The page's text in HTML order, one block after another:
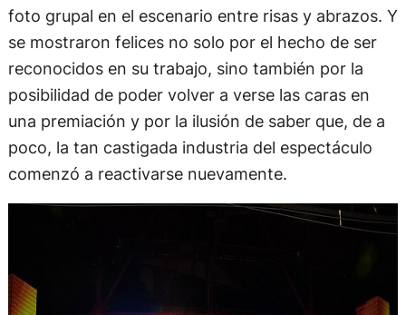
foto grupal en el escenario entre risas y abrazos. Y
se mostraron felices no solo por el hecho de ser
reconocidos en su trabajo, sino también por la
posibilidad de poder volver a verse las caras en
una premiación y por la ilusión de saber que, de a
poco, la tan castigada industria del espectáculo
comenzó a reactivarse nuevamente.